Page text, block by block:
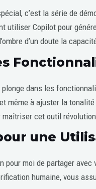
c’est la série de
utiliser Copilot pour
d’un doute la
dans les
même à ajuster la
cet outil
une
pour moi de partager
humaine, vous